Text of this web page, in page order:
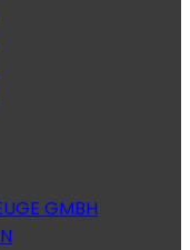
GMBH